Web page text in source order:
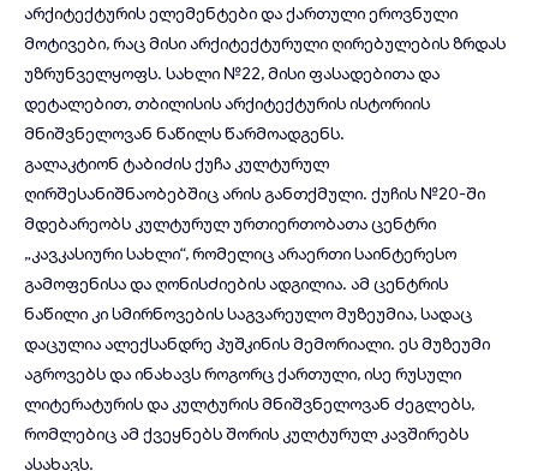
არქიტექტურის ელემენტები და ქართული ეროვნული
მოტივები, რაც მისი არქიტექტურული ღირებულების ზრდას
უზრუნველყოფს. სახლი №22, მისი ფასადებითა და
დეტალებით, თბილისის არქიტექტურის ისტორიის
მნიშვნელოვან ნაწილს წარმოადგენს.
გალაკტიონ ტაბიძის ქუჩა კულტურულ
ღირშესანიშნაობებშიც არის განთქმული. ქუჩის №20-ში
მდებარეობს კულტურულ ურთიერთობათა ცენტრი
„კავკასიური სახლი“, რომელიც არაერთი საინტერესო
გამოფენისა და ღონისძიების ადგილია. ამ ცენტრის
ნაწილი კი სმირნოვების საგვარეულო მუზეუმია, სადაც
დაცულია ალექსანდრე პუშკინის მემორიალი. ეს მუზეუმი
აგროვებს და ინახავს როგორც ქართული, ისე რუსული
ლიტერატურის და კულტურის მნიშვნელოვან ძეგლებს,
რომლებიც ამ ქვეყნებს შორის კულტურულ კავშირებს
ასახავს.